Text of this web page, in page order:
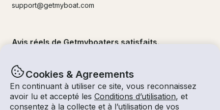
Cookies & Agreements
En continuant à utiliser ce site, vous reconnaissez
avoir lu et accepté les Conditions d’utilisation, et
consentez à la collecte et à l’utilisation de vos
support@getmyboat.com
Avis réels de Getmyboaters satisfaits.